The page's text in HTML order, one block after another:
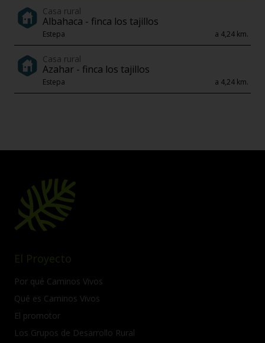
Casa rural
Albahaca - finca los tajillos
Estepa a 4,24 km.
Casa rural
Azahar - finca los tajillos
Estepa a 4,24 km.
El Proyecto
Por qué Caminos Vivos
Qué es Caminos Vivos
El promotor
Los Grupos de Desarrollo Rural